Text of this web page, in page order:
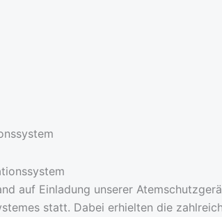
auf Einladung unserer
statt. Dabei erhielten die